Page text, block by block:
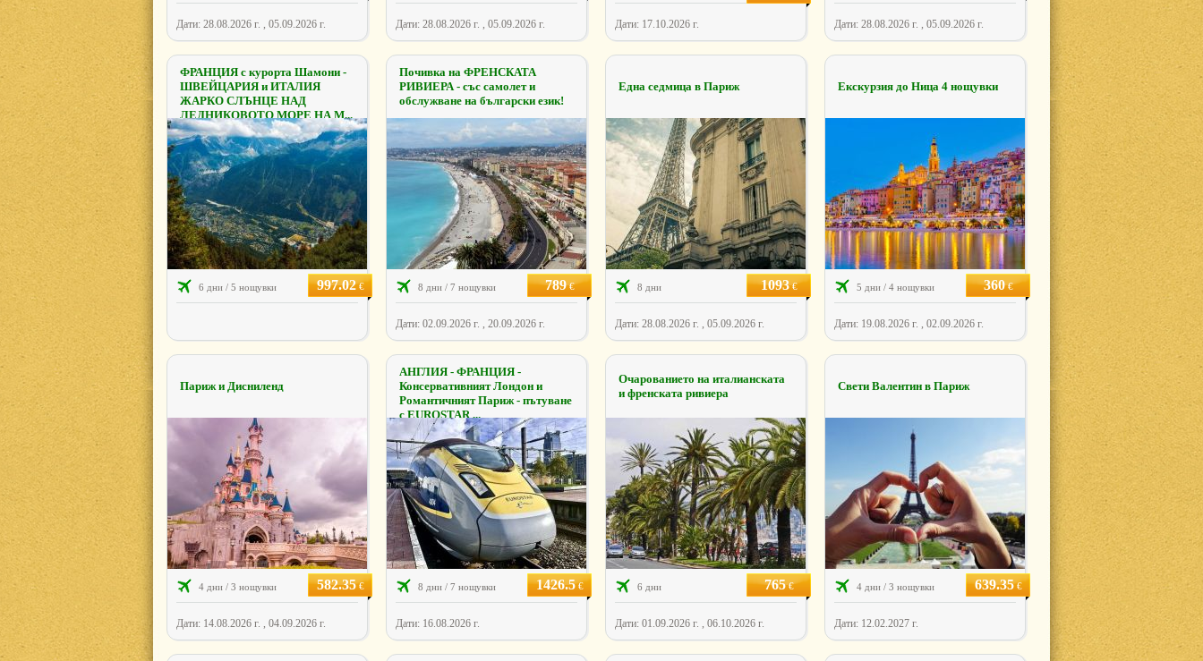
Дати: 28.08.2026 г. , 05.09.2026 г. Дати: 28.08.2026 г. , 05.09.2026 г. Дати: 17.10.2026 г. Дати: 28.08.2026 г. , 05.09.2026 г.
ФРАНЦИЯ с курорта Шамони -
ШВЕЙЦАРИЯ и ИТАЛИЯ
ЖАРКО СЛЪНЦЕ НАД
ЛЕДНИКОВОТО МОРЕ НА М...
6 дни / 5 нощувки 997.02€
Почивка на ФРЕНСКАТА
РИВИЕРА - със самолет и
обслужване на български език!
8 дни / 7 нощувки 789€
Дати: 02.09.2026 г. , 20.09.2026 г.
Една седмица в Париж
8 дни 1093€
Дати: 28.08.2026 г. , 05.09.2026 г.
Екскурзия до Ница 4 нощувки
5 дни / 4 нощувки 360€
Дати: 19.08.2026 г. , 02.09.2026 г.
Париж и Дисниленд
4 дни / 3 нощувки 582.35€
Дати: 14.08.2026 г. , 04.09.2026 г.
АНГЛИЯ - ФРАНЦИЯ -
Консервативният Лондон и
Романтичният Париж - пътуване
с EUROSTAR ...
8 дни / 7 нощувки 1426.5€
Дати: 16.08.2026 г.
Очарованието на италианската
и френската ривиера
6 дни 765€
Дати: 01.09.2026 г. , 06.10.2026 г.
Свети Валентин в Париж
4 дни / 3 нощувки 639.35€
Дати: 12.02.2027 г.